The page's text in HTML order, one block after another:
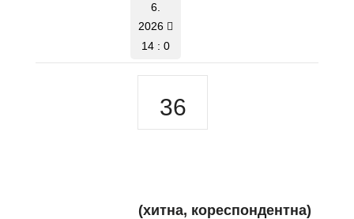
6.
2026
14 : 0
36
(хитна, кореспондентна)